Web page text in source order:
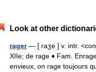
Look at other
rager— [ raʒe ] v. intr.
XIIe; de rage ♦ Fam.
envieux, on rage toujours